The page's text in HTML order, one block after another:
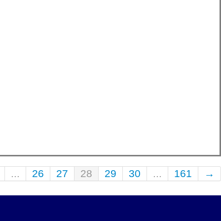
... 26 27 28 29 30 ... 161 →